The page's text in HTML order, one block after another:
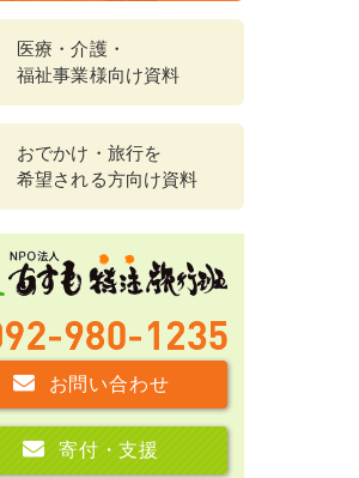
医療・介護・
福祉事業様向け資料
おでかけ・旅行を
希望される方向け資料
お問い合わせ
寄付・支援